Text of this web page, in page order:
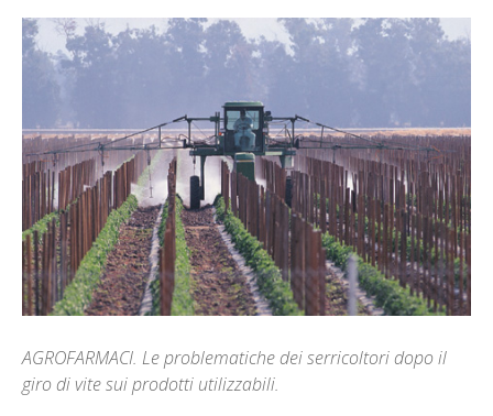
AGROFARMACI. Le problematiche dei serricoltori dopo il
giro di vite sui prodotti utilizzabili.